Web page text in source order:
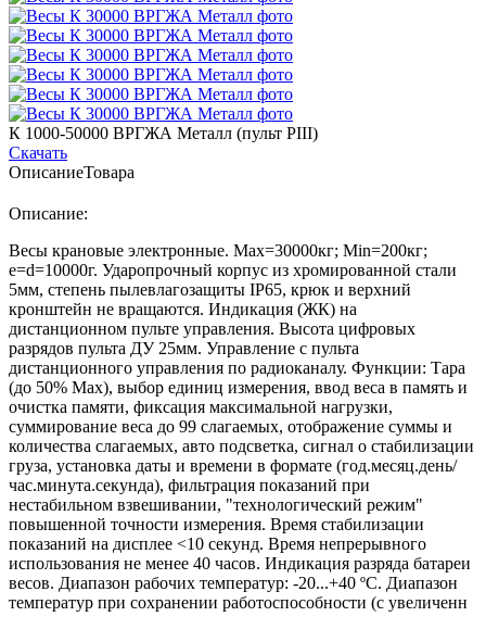
К 1000-50000 ВРГЖА Металл (пульт PIII)
Скачать
ОписаниеТовара
Описание:
Весы крановые электронные. Мах=30000кг; Min=200кг;
e=d=10000г. Ударопрочный корпус из хромированной стали
5мм, степень пылевлагозащиты IP65, крюк и верхний
кронштейн не вращаются. Индикация (ЖК) на
дистанционном пульте управления. Высота цифровых
разрядов пульта ДУ 25мм. Управление с пульта
дистанционного управления по радиоканалу. Функции: Тара
(до 50% Мах), выбор единиц измерения, ввод веса в память и
очистка памяти, фиксация максимальной нагрузки,
суммирование веса до 99 слагаемых, отображение суммы и
количества слагаемых, авто подсветка, сигнал о стабилизации
груза, установка даты и времени в формате (год.месяц.день/
час.минута.секунда), фильтрация показаний при
нестабильном взвешивании, "технологический режим"
повышенной точности измерения. Время стабилизации
показаний на дисплее <10 секунд. Время непрерывного
использования не менее 40 часов. Индикация разряда батареи
весов. Диапазон рабочих температур: -20...+40 ºС. Диапазон
температур при сохранении работоспособности (с увеличенн